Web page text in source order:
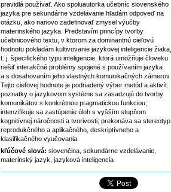
pravidlá používať. Ako spoluautorka učebníc slovenského
jazyka pre sekundárne vzdelávanie hľadám odpoveď na
otázku, ako nanovo zadefinovať zmysel výučby
materinského jazyka. Predstavím princípy tvorby
učebnicového textu, v ktorom za dominantnú cieľovú
hodnotu pokladám kultivovanie jazykovej inteligencie žiaka,
t. j. špecifického typu inteligencie, ktorá umožňuje človeku
riešiť interakčné problémy spojené s používaním jazyka
a s dosahovaním jeho vlastných komunikačných zámerov.
Tejto cieľovej hodnote je podriadený výber metód a aktivít:
poznatky o jazykovom systéme sa zasadzujú do tvorby
komunikátov s konkrétnou pragmatickou funkciou;
intenzifikuje sa zastúpenie úloh s vyšším stupňom
kognitívnej náročnosti a tvorivosti; prekonáva sa stereotyp
reprodukčného a aplikačného, deskriptívneho a
klasifikačného vyučovania.
kľúčové slová: slovenčina, sekundárne vzdelávanie,
materinský jazyk, jazyková inteligencia